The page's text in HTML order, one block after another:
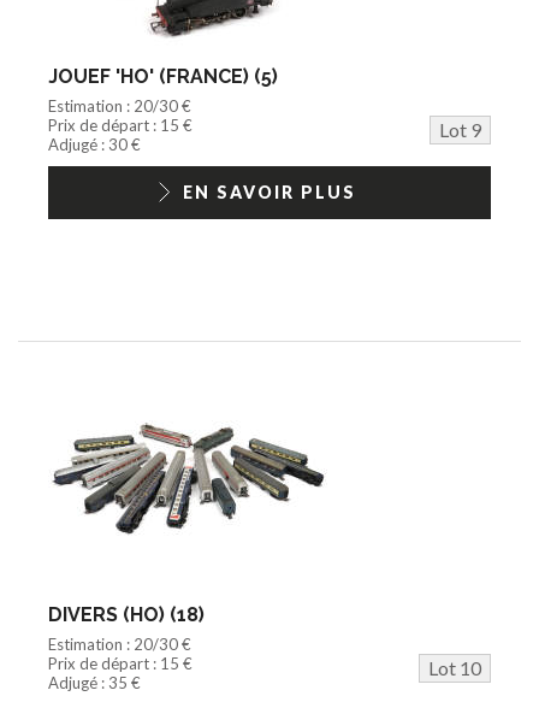
JOUEF 'HO' (FRANCE) (5)
Estimation : 20/30 €
Prix de départ : 15 €
Lot 9
Adjugé : 30 €
EN SAVOIR PLUS
DIVERS (HO) (18)
Estimation : 20/30 €
Prix de départ : 15 €
Lot 10
Adjugé : 35 €